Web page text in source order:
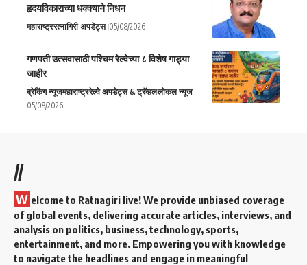
हृदयविकाराच्या धक्क्याने निधन
महाराष्ट्ररत्नागिरी अपडेट्स 05/08/2026
गणपती उत्सवासाठी पश्चिम रेल्वेच्या ८ विशेष गाड्या
जाहीर
ब्रेकिंग न्यूजमहाराष्ट्ररेल्वे अपडेट्स & ट्रॅव्हललोकल न्यूज
05/08/2026
//
W elcome to Ratnagiri live! We provide unbiased coverage
of global events, delivering accurate articles, interviews, and
analysis on politics, business, technology, sports,
entertainment, and more. Empowering you with knowledge
to navigate the headlines and engage in meaningful